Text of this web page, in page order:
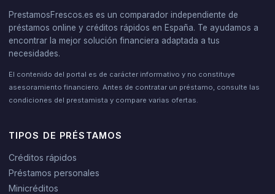
PrestamosFrescos.es es un comparador independiente de
préstamos online y créditos rápidos en España. Te ayudamos a
encontrar la mejor solución financiera adaptada a tus
necesidades.
El contenido del portal es de carácter informativo y no constituye
asesoramiento financiero. Antes de contratar un préstamo, consulte las
condiciones del prestamista y compare varias ofertas.
TIPOS DE PRÉSTAMOS
Créditos rápidos
Préstamos personales
Minicréditos